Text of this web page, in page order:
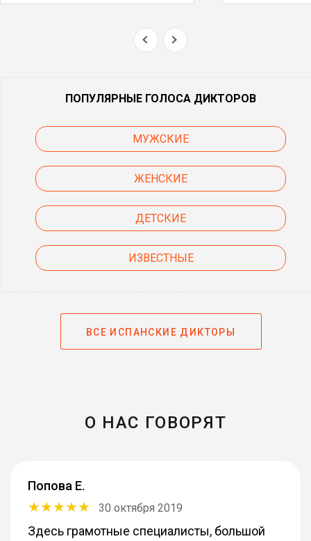
ПОПУЛЯРНЫЕ ГОЛОСА ДИКТОРОВ
МУЖСКИЕ
ЖЕНСКИЕ
ДЕТСКИЕ
ИЗВЕСТНЫЕ
ВСЕ ИСПАНСКИЕ ДИКТОРЫ
О НАС ГОВОРЯТ
Попова Е.
30 октября 2019
Здесь грамотные специалисты, большой